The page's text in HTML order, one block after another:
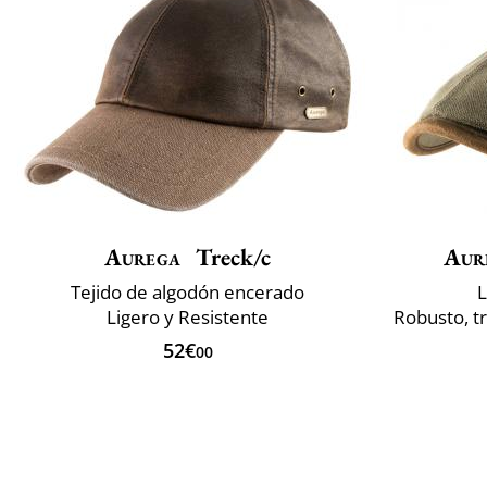
Aurega Treck/c
Tejido de algodón encerado
Ligero y Resistente
52€00
Robusto,